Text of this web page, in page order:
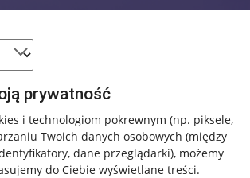
prywatność
i technologiom pokrewnym (np. piksele,
Twoich danych osobowych (między
dane przeglądarki), możemy
do Ciebie wyświetlane treści.